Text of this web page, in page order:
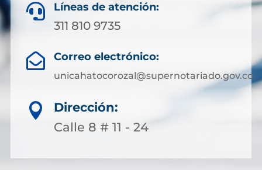
 Líneas de atención:
311 810 9735
 Correo electrónico:
unicahatocorozal@supernotariado.gov.co

Dirección:
Calle 8 # 11 - 24